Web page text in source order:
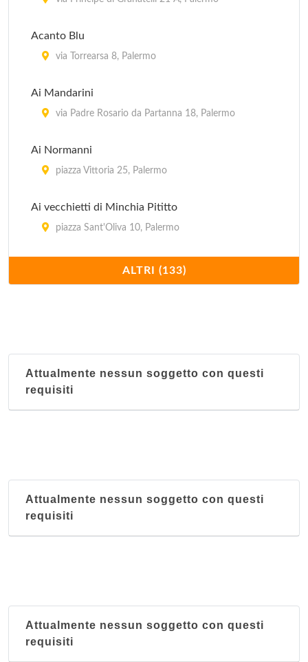
Acanto Blu
via Torrearsa 8, Palermo
Ai Mandarini
via Padre Rosario da Partanna 18, Palermo
Ai Normanni
piazza Vittoria 25, Palermo
Ai vecchietti di Minchia Pititto
piazza Sant'Oliva 10, Palermo
piazza San Carlo 9, Palermo
Al Canneto
Al Gabbiano
via Piano di Gallo , Mondello
ALTRI (133)
Attualmente nessun soggetto con questi
requisiti
Attualmente nessun soggetto con questi
requisiti
Attualmente nessun soggetto con questi
requisiti